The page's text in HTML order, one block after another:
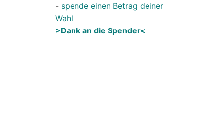
- spende einen Betrag deiner
Wahl
>Dank an die Spender<